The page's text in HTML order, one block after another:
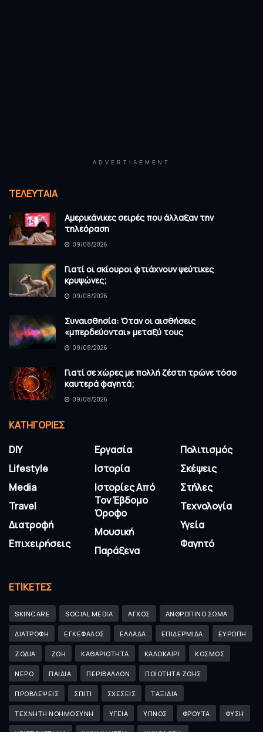
ADVERTISEMENT
ΤΕΛΕΥΤΑΊΑ
Αμερικάνικες σειρές που άλλαξαν την
τηλεόραση
09/08/2026
Γιατί οι σκίουροι φτιάχνουν ψεύτικες
κρυψώνες;
09/08/2026
Συναισθησία: Όταν οι αισθήσεις
«μπερδεύονται» μεταξύ τους
09/08/2026
Γιατί σε χώρες με πολλή ζέστη τρώνε τόσο
καυτερά φαγητά;
09/08/2026
KΑΤΗΓΟΡΊΕΣ
DIY
Lifestyle
Media
Travel
Διατροφή
Επιχειρήσεις
Εργασία
Ιστορία
Ιστορίες Από
Τον Έβδομο
Όροφο
Μουσική
Παράξενα
Πολιτισμός
Σκέψεις
Στήλες
Τεχνολογία
Υγεία
Φαγητό
ΕΤΙΚΈΤΕΣ
SKINCARE SOCIAL MEDIA ΑΓΧΟΣ ΑΝΘΡΩΠΙΝΟ ΣΩΜΑ
ΔΙΑΤΡΟΦΗ ΕΓΚΕΦΑΛΟΣ ΕΛΛΑΔΑ ΕΠΙΔΕΡΜΙΔΑ ΕΥΡΩΠΗ
ΖΩΔΙΑ ΖΩΗ ΚΑΘΑΡΙΟΤΗΤΑ ΚΑΛΟΚΑΙΡΙ ΚΟΣΜΟΣ
ΝΕΡΟ ΠΑΙΔΙΑ ΠΕΡΙΒΑΛΛΟΝ ΠΟΙΟΤΗΤΑ ΖΩΗΣ
ΠΡΟΒΛΕΨΕΙΣ ΣΠΙΤΙ ΣΧΕΣΕΙΣ ΤΑΞΙΔΙΑ
ΤΕΧΝΗΤΗ ΝΟΗΜΟΣΥΝΗ ΥΓΕΙΑ ΥΠΝΟΣ ΦΡΟΥΤΑ ΦΥΣΗ